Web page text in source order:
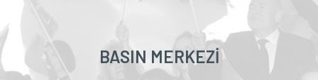
BASIN MERKEZI